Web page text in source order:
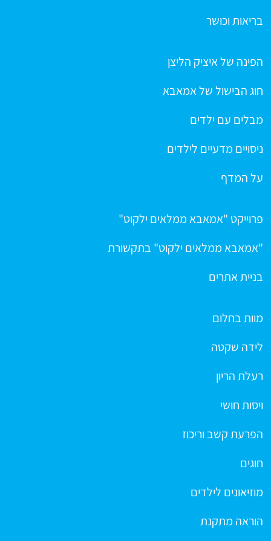
בריאות וכושר
הפינה של איציק הליצן
חוג הבישול של אמאבא
מבלים עם ילדים
ניסויים מדעיים לילדים
על המדף
פרוייקט "אמאבא ממלאים ילקוט"
"אמאבא ממלאים ילקוט" בתקשורת
בניית אתרים
מוות בחלום
לידה שקטה
רעלת הריון
ויסות חושי
הפרעת קשב וריכוז
חוגים
מוזיאונים לילדים
הוראה מתקנת